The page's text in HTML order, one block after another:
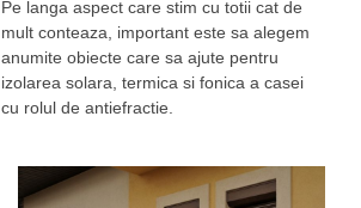
Pe langa aspect care stim cu totii cat de
mult conteaza, important este sa alegem
anumite obiecte care sa ajute pentru
izolarea solara, termica si fonica a casei
cu rolul de antiefractie.